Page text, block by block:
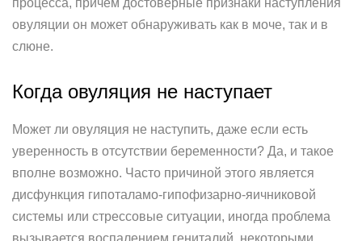
процесса, причем достоверные признаки наступления
овуляции он может обнаруживать как в моче, так и в
слюне.
Когда овуляция не наступает
Может ли овуляция не наступить, даже если есть
уверенность в отсутствии беременности? Да, и такое
вполне возможно. Часто причиной этого является
дисфункция гипоталамо-гипофизарно-яичниковой
системы или стрессовые ситуации, иногда проблема
вызывается воспалением гениталий, некоторыми